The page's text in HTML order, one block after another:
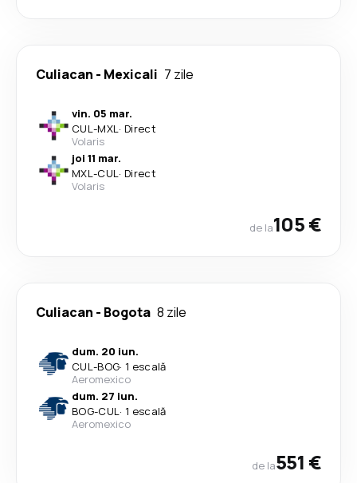
Culiacan - Mexicali 7 zile
vin. 05 mar.
CUL-MXL· Direct
Volaris
joi 11 mar.
MXL-CUL· Direct
Volaris
de la105 €
Culiacan - Bogota 8 zile
dum. 20 iun.
CUL-BOG· 1 escală
Aeromexico
dum. 27 iun.
BOG-CUL· 1 escală
Aeromexico
de la551 €